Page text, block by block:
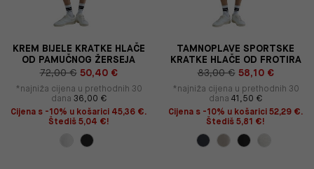
KREM BIJELE KRATKE HLAČE
OD PAMUČNOG ŽERSEJA
72,00 € 50,40 €
*najniža cijena u prethodnih 30
dana 36,00 €
Cijena s -10% u košarici 45,36 €.
Štediš 5,04 €!
TAMNOPLAVE SPORTSKE
KRATKE HLAČE OD FROTIRA
83,00 € 58,10 €
*najniža cijena u prethodnih 30
dana 41,50 €
Cijena s -10% u košarici 52,29 €.
Štediš 5,81 €!